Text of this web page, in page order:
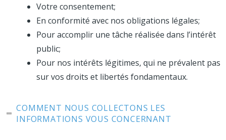
Votre consentement;
En conformité avec nos obligations légales;
Pour accomplir une tâche réalisée dans l’intérêt
public;
Pour nos intérêts légitimes, qui ne prévalent pas
sur vos droits et libertés fondamentaux.
COMMENT NOUS COLLECTONS LES
INFORMATIONS VOUS CONCERNANT